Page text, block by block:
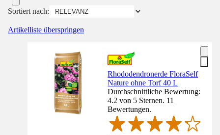
Sortiert nach:
Artikelliste überspringen
Rhododendronerde FloraSelf
Nature ohne Torf 40 L
Durchschnittliche Bewertung:
4.2 von 5 Sternen. 11
Bewertungen.